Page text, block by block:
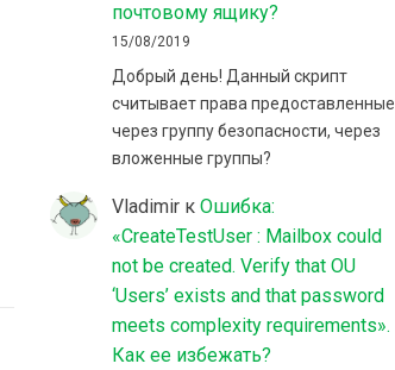
почтовому ящику?
15/08/2019
Добрый день! Данный скрипт
считывает права предоставленные
через группу безопасности, через
вложенные группы?
Vladimir к Ошибка:
«CreateTestUser : Mailbox could
not be created. Verify that OU
‘Users’ exists and that password
meets complexity requirements».
Как ее избежать?